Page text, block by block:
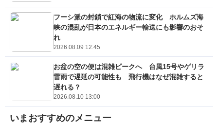
フーシ派の封鎖で紅海の物流に変化 ホルムズ海
峡の混乱が日本のエネルギー輸送にも影響のおそ
れ
2026.08.09 12:45
お盆の空の便は混雑ピークへ 台風15号やゲリラ
雷雨で遅延の可能性も 飛行機はなぜ混雑すると
遅れる？
2026.08.10 13:00
いまおすすめのメニュー